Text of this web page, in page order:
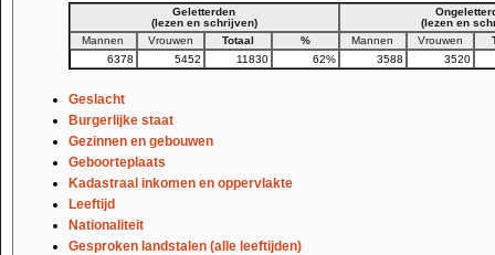
Geletterden
(lezen en schrijven)
(lezen en
Mannen
Vrouwen Totaal % Mannen Vrouwen
6378
5452 11830 62% 3588 3520
Geslacht
Burgerlijke staat
Gezinnen en gebouwen
Geboorteplaats
Kadastraal inkomen en oppervlakte
Leeftijd
Nationaliteit
Gesproken landstalen (alle leeftijden)